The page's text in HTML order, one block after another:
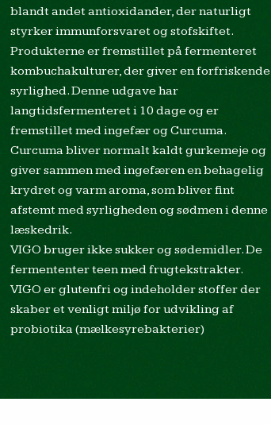
blandt andet antioxidander, der naturligt
styrker immunforsvaret og stofskiftet.
Produkterne er fremstillet på fermenteret
kombuchakulturer, der giver en forfriskende
syrlighed. Denne udgave har
langtidsfermenteret i 10 dage og er
fremstillet med ingefær og Curcuma.
Curcuma bliver normalt kaldt gurkemeje og
giver sammen med ingefæren en behagelig
krydret og varm aroma, som bliver fint
afstemt med syrligheden og sødmen i denne
læskedrik.
VIGO bruger ikke sukker og sødemidler. De
fermententer teen med frugtekstrakter.
VIGO er glutenfri og indeholder stoffer der
skaber et venligt miljø for udvikling af
probiotika (mælkesyrebakterier)